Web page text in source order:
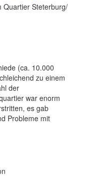
Quartier Steterburg/
(ca. 10.000
zu einem
der
war enorm
es gab
Probleme mit